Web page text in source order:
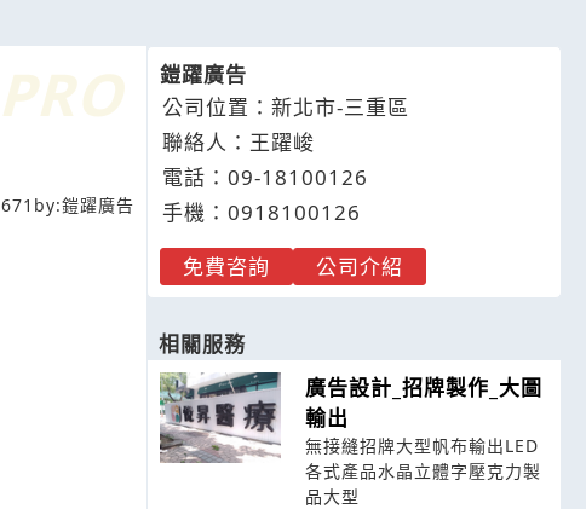
671 by:鎧躍廣告
鎧躍廣告
公司位置：新北市-三重區
聯絡人：王躍峻
電話： 09-1 81 00126
手機： 09181 00126
免費咨詢
公司介紹
相關服務
廣告設計_招牌製作_大圖
輸出
無接縫招牌大型帆布輸出LED
各式產品水晶立體字壓克力製
品大型